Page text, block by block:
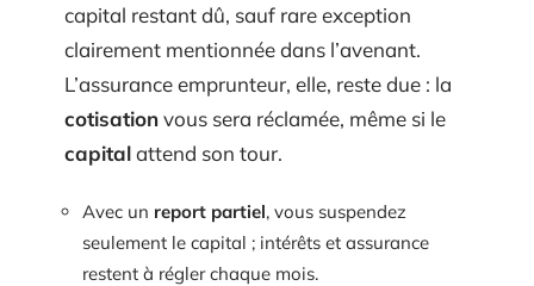
capital restant dû, sauf rare exception
clairement mentionnée dans l’avenant.
L’assurance emprunteur, elle, reste due : la
cotisationvous sera réclamée, même si le
capitalattend son tour.
Avec un report partiel, vous suspendez
seulement le capital ; intérêts et assurance
restent à régler chaque mois.